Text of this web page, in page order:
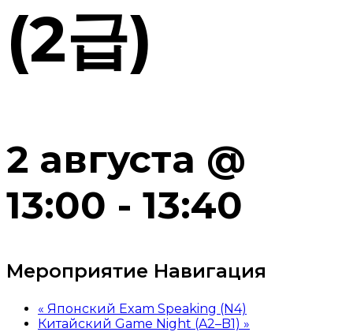
(2급)
2 августа @
13:00 - 13:40
Мероприятие Навигация
« Японский Exam Speaking (N4)
Китайский Game Night (A2–B1) »